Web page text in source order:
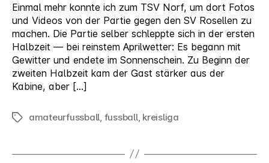
Einmal mehr konnte ich zum TSV Norf, um dort Fotos
und Videos von der Partie gegen den SV Rosellen zu
machen. Die Partie selber schleppte sich in der ersten
Halbzeit — bei reinstem Aprilwetter: Es begann mit
Gewitter und endete im Sonnenschein. Zu Beginn der
zweiten Halbzeit kam der Gast stärker aus der
Kabine, aber […]
Schlagwörter
amateurfussball, fussball, kreisliga